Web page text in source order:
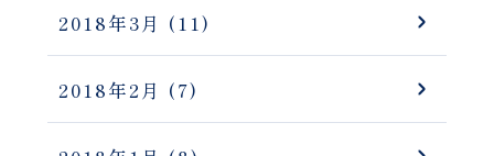
2018年3月 (11)
2018年2月 (7)